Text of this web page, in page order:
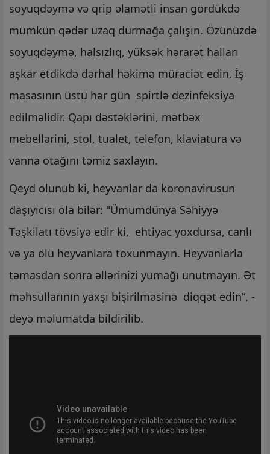
soyuqdəymə və qrip əlamətli insan gördükdə
mümkün qədər uzaq durmağa çalışın. Özünüzdə
soyuqdəymə, halsızlıq, yüksək hərarət halları
aşkar etdikdə dərhal həkimə müraciət edin. İş
masasının üstü hər gün spirtlə dezinfeksiya
edilməlidir. Qapı dəstəklərini, mətbəx
mebellərini, stol, tualet, telefon, klaviatura və
vanna otağını təmiz saxlayın.
Qeyd olunub ki, heyvanlar da koronavirusun
daşıyıcısı ola bilər: "Ümumdünya Səhiyyə
Təşkilatı tövsiyə edir ki, ehtiyac yoxdursa, canlı
və ya ölü heyvanlara toxunmayın. Heyvanlarla
təmasdan sonra əllərinizi yumağı unutmayın. Ət
məhsullarının yaxşı bişirilməsinə diqqət edin”, -
deyə məlumatda bildirilib.